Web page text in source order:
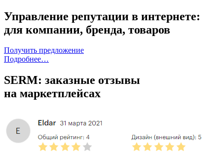
Управление репутации в интернете:
для компании, бренда, товаров
Получить предложение
Подробнее…
SERM: заказные отзывы
на маркетплейсах